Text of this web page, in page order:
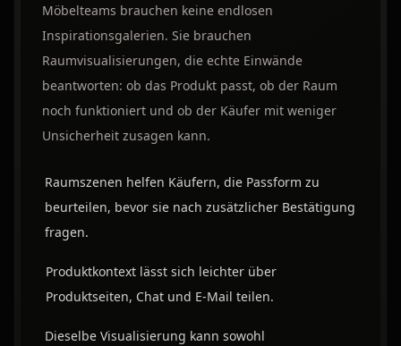
Möbelteams brauchen keine endlosen
Inspirationsgalerien. Sie brauchen
Raumvisualisierungen, die echte Einwände
beantworten: ob das Produkt passt, ob der Raum
noch funktioniert und ob der Käufer mit weniger
Unsicherheit zusagen kann.
Raumszenen helfen Käufern, die Passform zu
beurteilen, bevor sie nach zusätzlicher Bestätigung
fragen.
Produktkontext lässt sich leichter über
Produktseiten, Chat und E-Mail teilen.
Dieselbe Visualisierung kann sowohl